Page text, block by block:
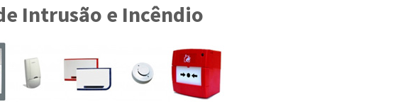
Intrusão e Incêndio